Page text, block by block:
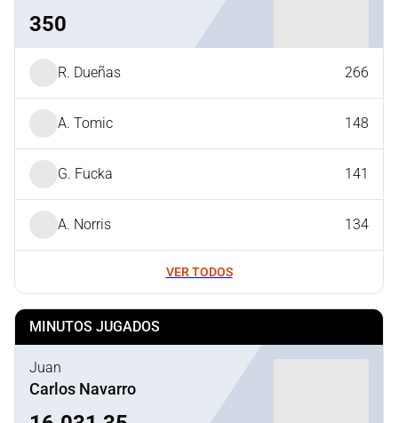
350
R. Dueñas 266
A. Tomic 148
G. Fucka 141
A. Norris 134
VER TODOS
MINUTOS JUGADOS
Juan
Carlos Navarro